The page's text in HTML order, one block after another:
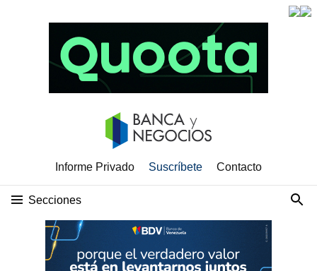
Informe Privado Suscríbete Contacto
Secciones